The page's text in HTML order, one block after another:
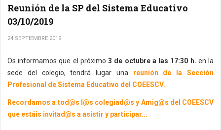
Reunión de la SP del Sistema Educativo
03/10/2019
24 SEPTIEMBRE 2019
Os informamos que el próximo 3 de octubre a las 17:30 h. en la
sede del colegio, tendrá lugar una reunión de la Sección
Profesional de Sistema Educativo del COEESCV.
Recordamos a tod@s l@s colegiad@s y Amig@s del COEESCV
que estáis invitad@s a asistir y participar...